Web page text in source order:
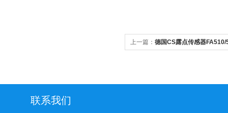
上一篇： 德国CS露点传感器FA510/
联系我们